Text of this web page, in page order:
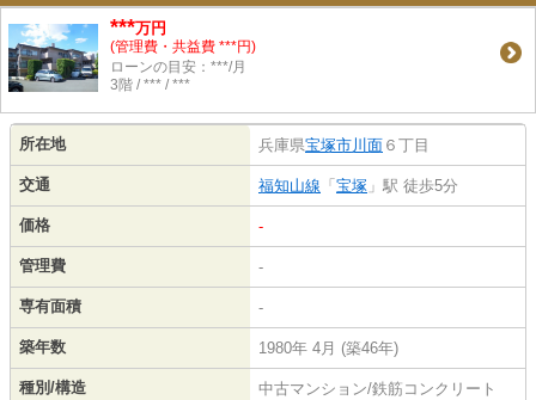
***万円
(管理費・共益費 ***円)
ローンの目安：***/月
3階 / *** / ***
所在地 兵庫県宝塚市川面 ６丁目
交通 福知山線 「 宝塚 」駅 徒歩5分
価格 -
管理費 -
専有面積 -
築年数 1980年 4月 (築46年)
種別/構造 中古マンション/鉄筋コンクリート